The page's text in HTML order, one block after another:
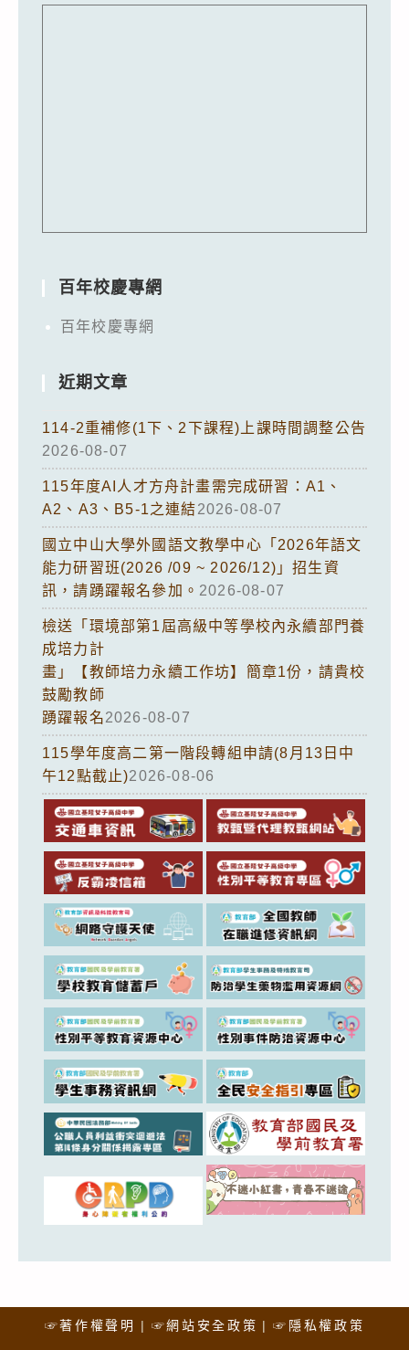
百年校慶專網
百年校慶專網
近期文章
114-2重補修(1下、2下課程)上課時間調整公告
2026-08-07
115年度AI人才方舟計畫需完成研習：A1、
A2、A3、B5-1之連結2026-08-07
國立中山大學外國語文教學中心「2026年語文
能力研習班(2026 /09 ~ 2026/12)」招生資
訊，請踴躍報名參加。 2026-08-07
檢送「環境部第1屆高級中等學校內永續部門養
成培力計
畫」【教師培力永續工作坊】簡章1份，請貴校
鼓勵教師
踴躍報名2026-08-07
115學年度高二第一階段轉組申請(8月13日中
午12點截止)2026-08-06
☞著作權聲明 ☞網站安全政策 ☞隱私權政策